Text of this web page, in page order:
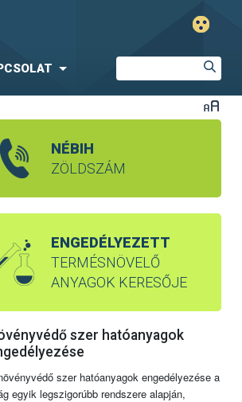
NÉBIH
ZÖLDSZÁM
ENGEDÉLYEZETT
TERMÉSNÖVELŐ
ANYAGOK KERESŐJE
szer hatóanyagok
szer hatóanyagok engedélyezése a
egyik legszigorúbb rendszere alapján,